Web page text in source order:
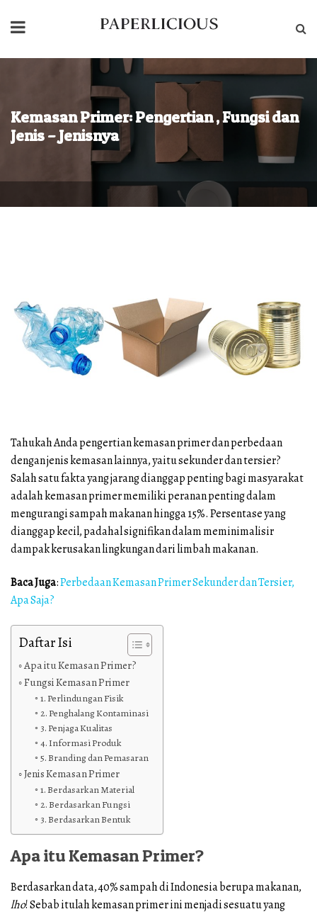
Beranda
Tentang Kami
Tata Cara Order Packaging
Kemasan Primer: Pengertian , Fungsi dan
Jenis – Jenisnya
Pengertian
Fungsi
–
Jenisnya
Tahukah Anda pengertian kemasan primer dan perbedaan
dengan jenis kemasan lainnya, yaitu sekunder dan tersier?
Salah satu fakta yang jarang dianggap penting bagi masyarakat
adalah kemasan primer memiliki peranan penting dalam
mengurangi sampah makanan hingga 15%. Persentase yang
dianggap kecil, padahal signifikan dalam meminimalisir
dampak kerusakan lingkungan dari limbah makanan.
Baca Juga:Perbedaan Kemasan Primer Sekunder dan Tersier,
Apa Saja?
Daftar Isi
Apa itu Kemasan Primer?
Fungsi Kemasan Primer
1. Perlindungan Fisik
2. Penghalang Kontaminasi
3. Penjaga Kualitas
4. Informasi Produk
5. Branding dan Pemasaran
Jenis Kemasan Primer
1. Berdasarkan Material
2. Berdasarkan Fungsi
3. Berdasarkan Bentuk
Apa itu Kemasan Primer?
Berdasarkan data, 40% sampah di Indonesia berupa makanan,
lho! Sebab itulah kemasan primer ini menjadi sesuatu yang